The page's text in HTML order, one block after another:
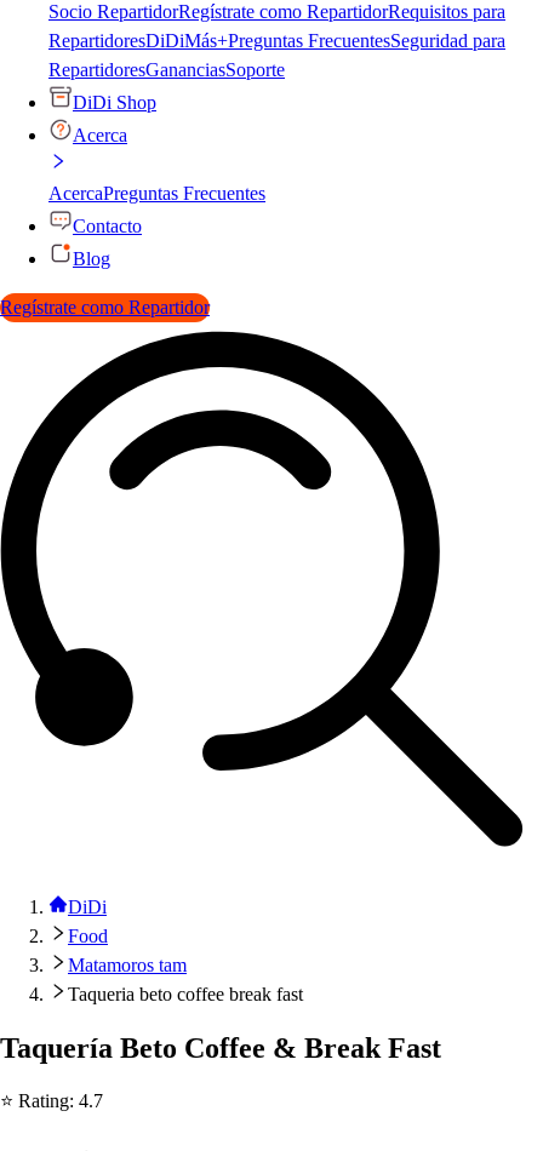
Socio RepartidorRegístrate como RepartidorRequisitos para
RepartidoresDiDiMás+Preguntas FrecuentesSeguridad para
RepartidoresGananciasSoporte
DiDi Shop
Acerca
AcercaPreguntas Frecuentes
Contacto
Blog
Regístrate como Repartidor
DiDi
Food
Matamoros tam
Taqueria beto coffee break fast
Taquería Beto Coffee & Break Fast
⭐ Rating: 4.7